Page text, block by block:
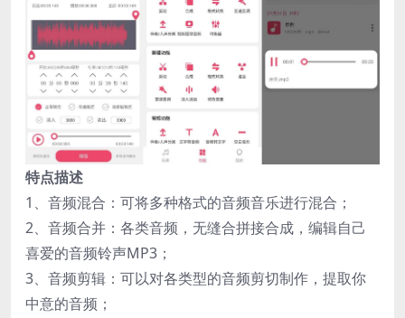
特点描述
1、音频混合：可将多种格式的音频音乐进行混合；
2、音频合并：各类音频，无缝合拼接合成，编辑自己
喜爱的音频铃声MP3；
3、音频剪辑：可以对各类型的音频剪切制作，提取你
中意的音频；